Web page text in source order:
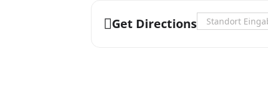
Get Directions Address -